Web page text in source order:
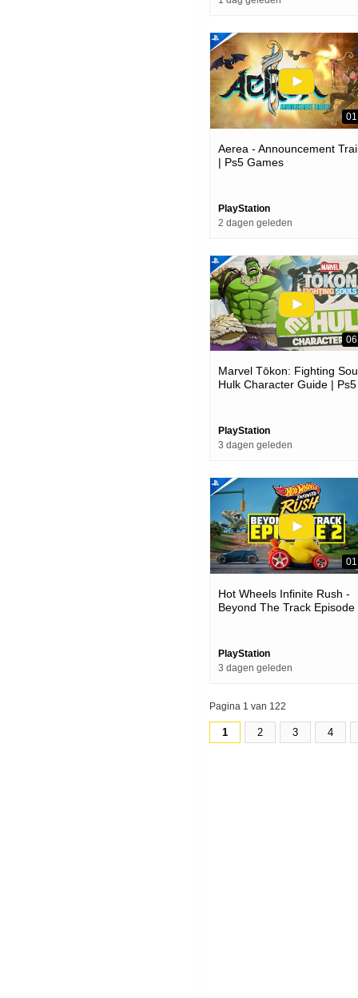
Aerea - Announcement
| Ps5 Games
PlayStation
2 dagen geleden
Marvel Tōkon: Fighting
Hulk Character Guide |
PlayStation
3 dagen geleden
Hot Wheels Infinite Rush -
Beyond The Track Episode
PlayStation
3 dagen geleden
Pagina 1 van 122
1 2 3 4